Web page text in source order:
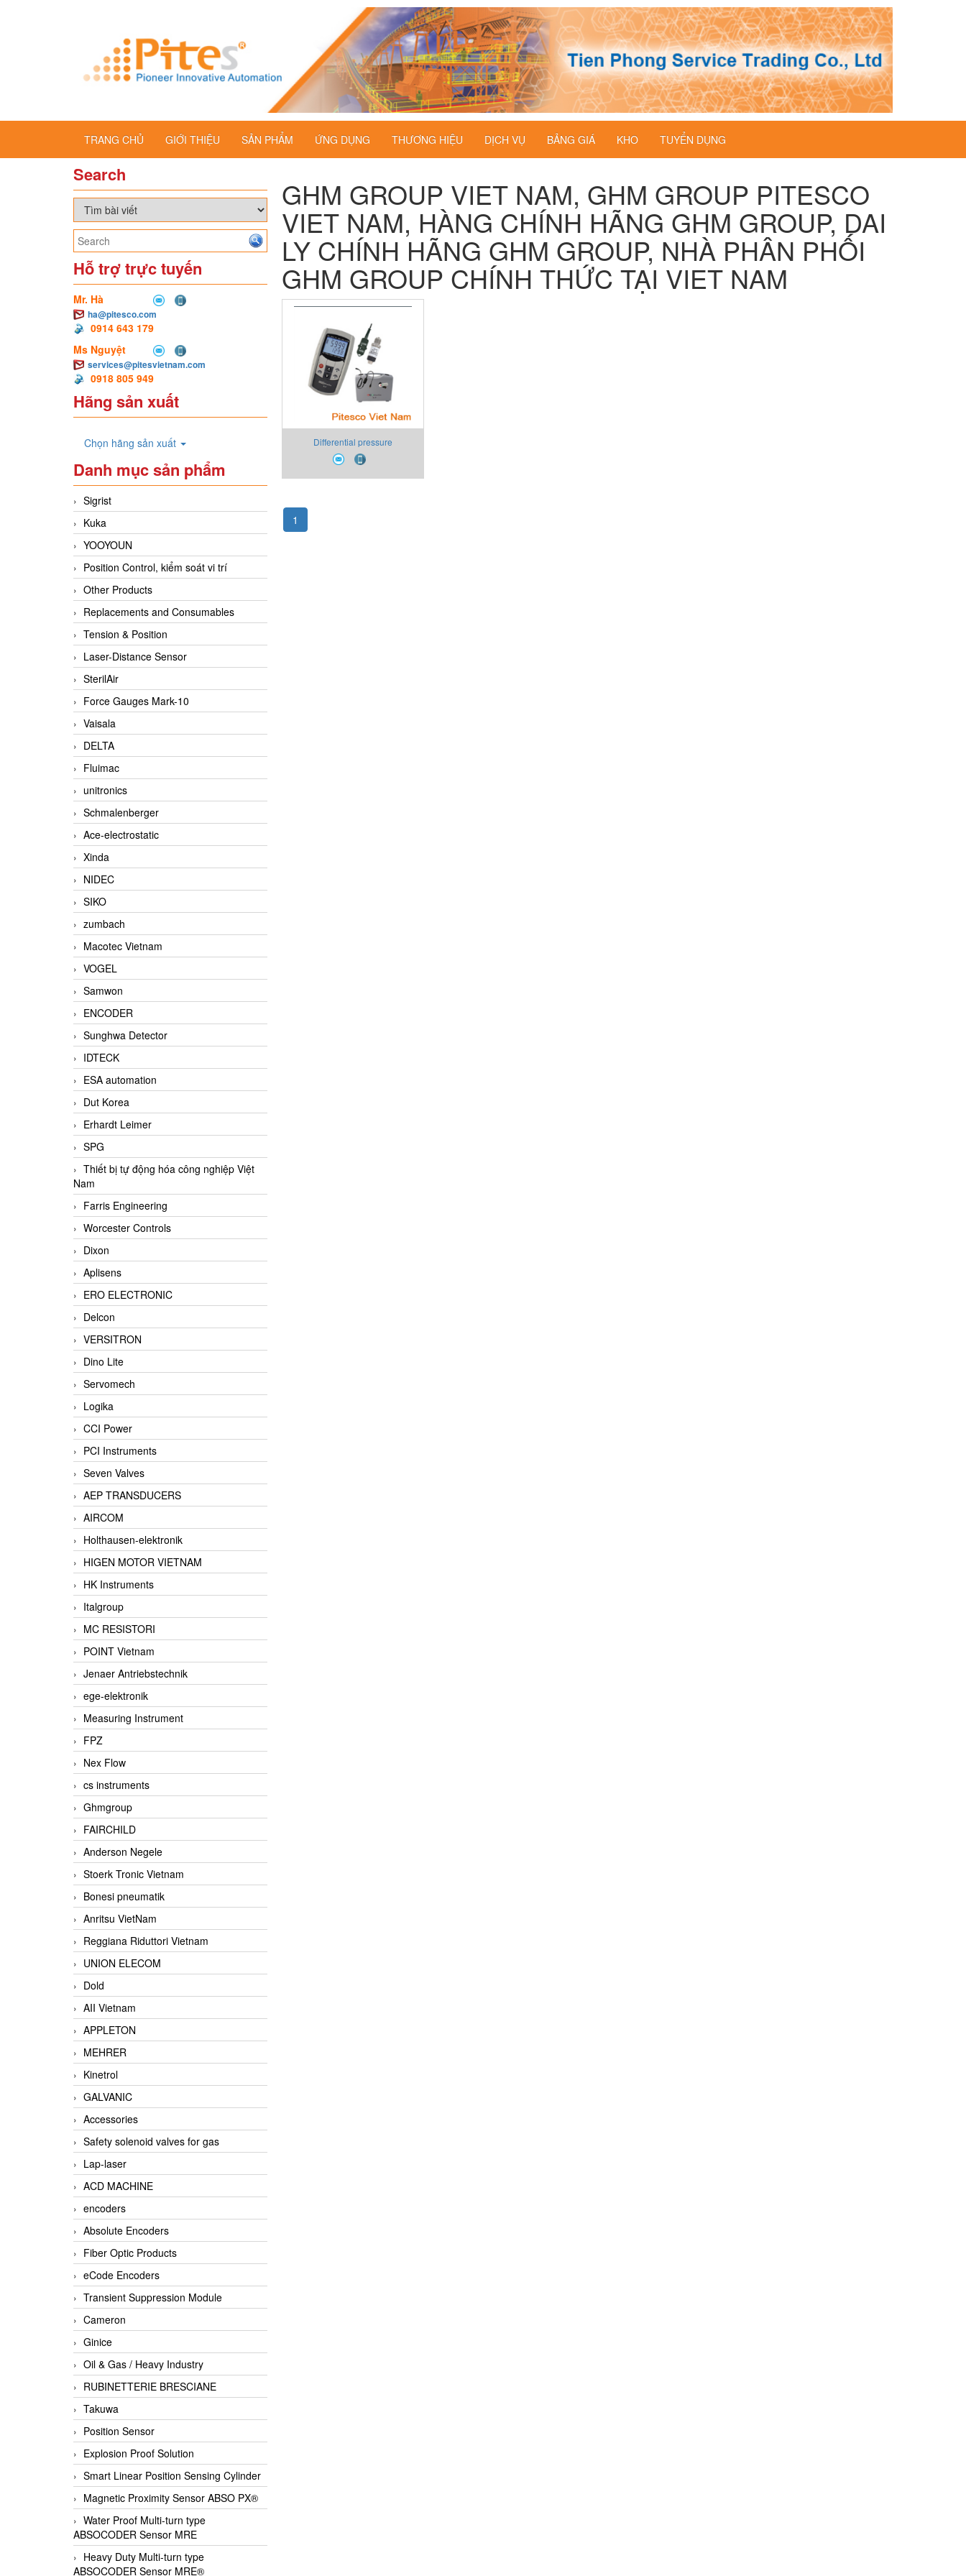
TRANG CHỦ GIỚI THIỆU SẢN PHẨM ỨNG DỤNG THƯƠNG HIỆU DỊCH VỤ BẢNG GIÁ KHO TUYỂN DỤNG
Search
Hỗ trợ trực tuyến
Mr. Hà
ha@pitesco.com
0914 643 179
Ms Nguyệt
services@pitesvietnam.com
0918 805 949
Hãng sản xuất
Chọn hãng sản xuất
Danh mục sản phẩm
Sigrist
Kuka
YOOYOUN
Position Control, kiểm soát vi trí
Other Products
Replacements and Consumables
Tension & Position
Laser-Distance Sensor
SterilAir
Force Gauges Mark-10
Vaisala
DELTA
Fluimac
unitronics
Schmalenberger
Ace-electrostatic
Xinda
NIDEC
SIKO
zumbach
Macotec Vietnam
VOGEL
Samwon
ENCODER
Sunghwa Detector
IDTECK
ESA automation
Dut Korea
Erhardt Leimer
SPG
Thiết bị tự động hóa công nghiệp Việt
Nam
Farris Engineering
Worcester Controls
Dixon
Aplisens
ERO ELECTRONIC
Delcon
VERSITRON
Dino Lite
Servomech
Logika
CCI Power
PCI Instruments
Seven Valves
AEP TRANSDUCERS
AIRCOM
Holthausen-elektronik
HIGEN MOTOR VIETNAM
HK Instruments
Italgroup
MC RESISTORI
POINT Vietnam
Jenaer Antriebstechnik
ege-elektronik
Measuring Instrument
FPZ
Nex Flow
cs instruments
Ghmgroup
FAIRCHILD
Anderson Negele
Stoerk Tronic Vietnam
Bonesi pneumatik
Anritsu VietNam
Reggiana Riduttori Vietnam
UNION ELECOM
Dold
AII Vietnam
APPLETON
MEHRER
Kinetrol
GALVANIC
Accessories
Safety solenoid valves for gas
Lap-laser
ACD MACHINE
encoders
Absolute Encoders
Fiber Optic Products
eCode Encoders
Transient Suppression Module
Cameron
Ginice
Oil & Gas / Heavy Industry
RUBINETTERIE BRESCIANE
Takuwa
Position Sensor
Explosion Proof Solution
Smart Linear Position Sensing Cylinder
Magnetic Proximity Sensor ABSO PX®
Water Proof Multi-turn type
ABSOCODER Sensor MRE
Heavy Duty Multi-turn type
ABSOCODER Sensor MRE®
GHM GROUP VIET NAM, GHM GROUP PITESCO
VIET NAM, HÀNG CHÍNH HÃNG GHM GROUP, DAI
LY CHÍNH HÃNG GHM GROUP, NHÀ PHÂN PHỐI
GHM GROUP CHÍNH THỨC TẠI VIET NAM
Differential pressure
1